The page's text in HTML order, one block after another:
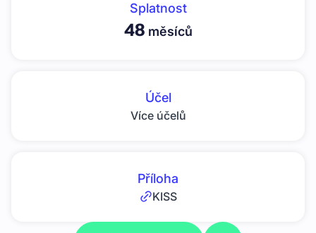
Splatnost
48 měsíců
Účel
Více účelů
Příloha
KISS